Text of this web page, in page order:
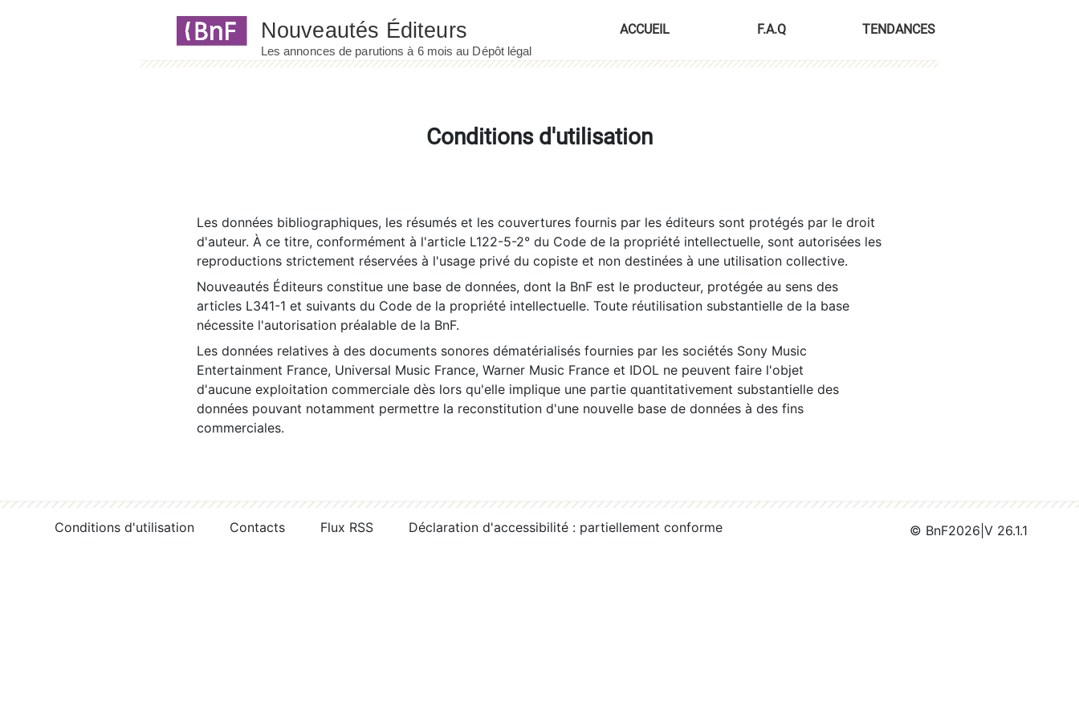
ACCUEIL F.A.Q TENDANCES
Conditions d'utilisation
Les données bibliographiques, les résumés et les couvertures fournis par les éditeurs sont protégés par le droit
d'auteur. À ce titre, conformément à l'article L122-5-2° du Code de la propriété intellectuelle, sont autorisées les
reproductions strictement réservées à l'usage privé du copiste et non destinées à une utilisation collective.
Nouveautés Éditeurs constitue une base de données, dont la BnF est le producteur, protégée au sens des
articles L341-1 et suivants du Code de la propriété intellectuelle. Toute réutilisation substantielle de la base
nécessite l'autorisation préalable de la BnF.
Les données relatives à des documents sonores dématérialisés fournies par les sociétés Sony Music
Entertainment France, Universal Music France, Warner Music France et IDOL ne peuvent faire l'objet
d'aucune exploitation commerciale dès lors qu'elle implique une partie quantitativement substantielle des
données pouvant notamment permettre la reconstitution d'une nouvelle base de données à des fins
commerciales.
Conditions d'utilisation Contacts Flux RSS Déclaration d'accessibilité : partiellement conforme © BnF2026 V 26.1.1